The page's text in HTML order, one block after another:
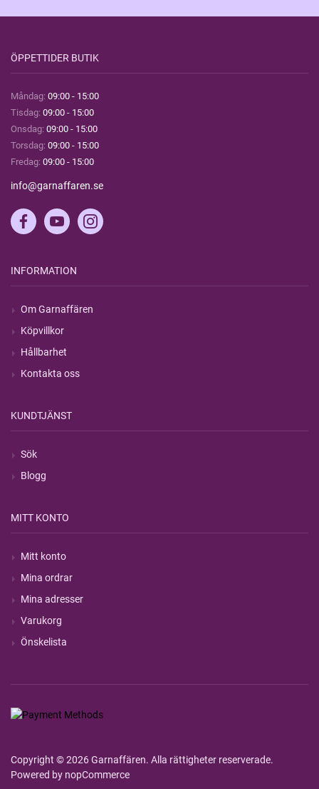
ÖPPETTIDER BUTIK
Måndag: 09:00 - 15:00
Tisdag: 09:00 - 15:00
Onsdag: 09:00 - 15:00
Torsdag: 09:00 - 15:00
Fredag: 09:00 - 15:00
info@garnaffaren.se
INFORMATION
Om Garnaffären
Köpvillkor
Hållbarhet
Kontakta oss
KUNDTJÄNST
Sök
Blogg
MITT KONTO
Mitt konto
Mina ordrar
Mina adresser
Varukorg
Önskelista
Copyright © 2026 Garnaffären. Alla rättigheter reserverade.
Powered by nopCommerce